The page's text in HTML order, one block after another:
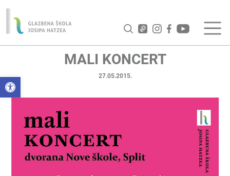
Open toolbar
MALI KONCERT
27.05.2015.